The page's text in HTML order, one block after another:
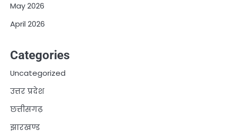
May 2026
April 2026
Categories
Uncategorized
उत्तर प्रदेश
छत्तीसगढ़
झारखण्ड